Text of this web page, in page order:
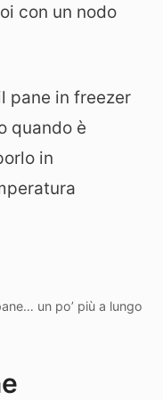
con un nodo
pane in freezer
quando è
in
un po’ più a lungo